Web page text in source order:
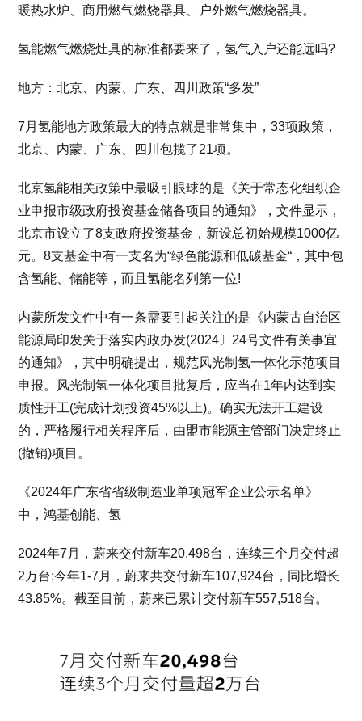
暖热水炉、商用燃气燃烧器具、户外燃气燃烧器具。
氢能燃气燃烧灶具的标准都要来了，氢气入户还能远吗?
地方：北京、内蒙、广东、四川政策“多发”
7月氢能地方政策最大的特点就是非常集中，33项政策，
北京、内蒙、广东、四川包揽了21项。
北京氢能相关政策中最吸引眼球的是《关于常态化组织企
业申报市级政府投资基金储备项目的通知》，文件显示，
北京市设立了8支政府投资基金，新设总初始规模1000亿
元。8支基金中有一支名为“绿色能源和低碳基金“，其中包
含氢能、储能等，而且氢能名列第一位!
内蒙所发文件中有一条需要引起关注的是《内蒙古自治区
能源局印发关于落实内政办发(2024〕24号文件有关事宜
的通知》，其中明确提出，规范风光制氢一体化示范项目
申报。风光制氢一体化项目批复后，应当在1年内达到实
质性开工(完成计划投资45%以上)。确实无法开工建设
的，严格履行相关程序后，由盟市能源主管部门决定终止
(撤销)项目。
《2024年广东省省级制造业单项冠军企业公示名单》
中，鸿基创能、氢
2024年7月，蔚来交付新车20,498台，连续三个月交付超
2万台;今年1-7月，蔚来共交付新车107,924台，同比增长
43.85%。截至目前，蔚来已累计交付新车557,518台。